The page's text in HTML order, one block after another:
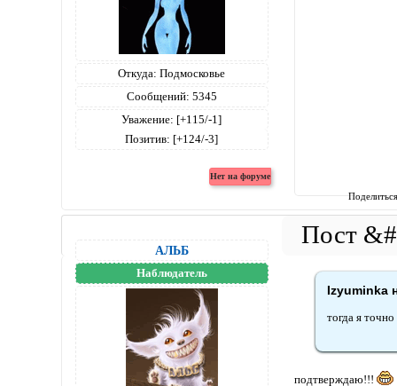
Откуда: Подмосковье
Сообщений: 5345
Уважение: [+115/-1]
Позитив: [+124/-3]
АЛЬБ
Наблюдатель
Izyuminka
тогда я
подтверждаю!!!